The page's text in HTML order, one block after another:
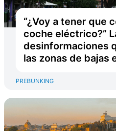
“¿Voy a tener que
coche eléctrico?”
desinformaciones
las zonas de bajas
PREBUNKING